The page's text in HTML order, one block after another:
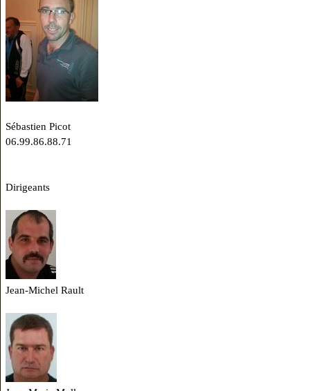
Sébastien Picot
06.99.86.88.71
Dirigeants
Jean-Michel Rault